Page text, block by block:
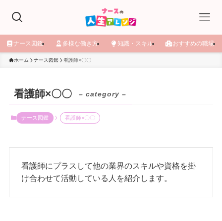
ナース図鑑 多様な働き方 知識・スキル おすすめの職場
ホーム ナース図鑑 看護師×〇〇
看護師×〇〇 – category –
ナース図鑑 看護師×〇〇
看護師にプラスして他の業界のスキルや資格を掛
け合わせて活動している人を紹介します。